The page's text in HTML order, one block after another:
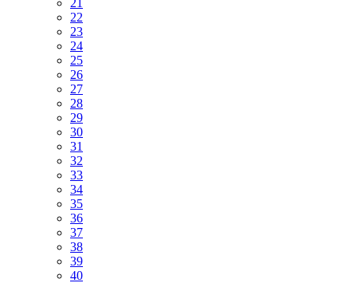
22
23
24
25
26
27
28
29
30
31
32
33
34
35
36
37
38
39
40